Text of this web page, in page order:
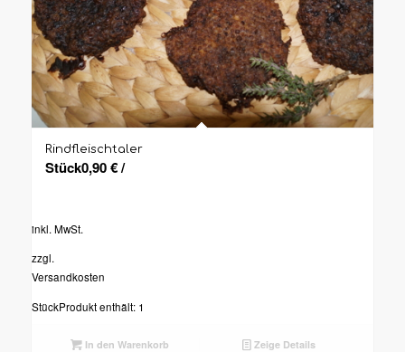
Rindfleischtaler
0,90€ /
Stück
inkl. MwSt.
zzgl.
Versandkosten
Produkt enthält: 1
Stück
In den Warenkorb Zeige Details